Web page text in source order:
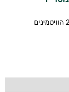
פורמולה מתקדמת המכילה את 22 הוויטמינים